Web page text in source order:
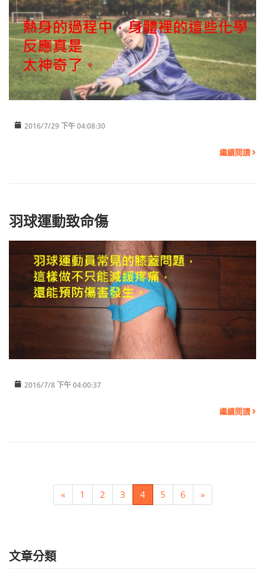
2016/7/29 下午 04:08:30
繼續閱讀
羽球運動致命傷
2016/7/8 下午 04:00:37
繼續閱讀
« 1 2 3 4 5 6 »
文章分類